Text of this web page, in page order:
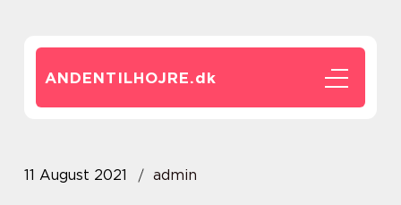
ANDENTILHOJRE.dk
11 August 2021 admin